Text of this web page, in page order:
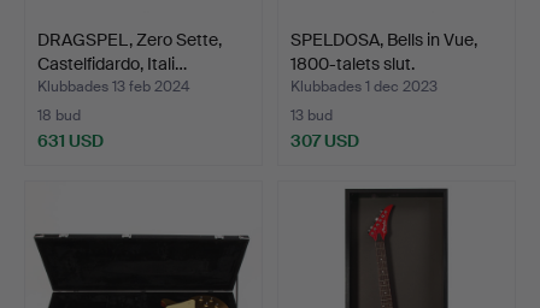
DRAGSPEL, Zero Sette,
Castelfidardo, Itali…
Klubbades 13 feb 2024
18 bud
631 USD
SPELDOSA, Bells in Vue,
1800-talets slut.
Klubbades 1 dec 2023
13 bud
307 USD